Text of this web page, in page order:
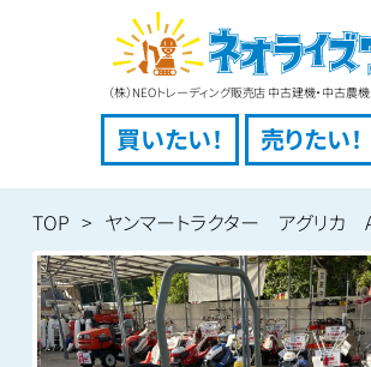
（株）NEOトレーディング販売店 中古建機・中古農
買いたい！ 売りたい！
TOP ヤンマートラクター アグリカ